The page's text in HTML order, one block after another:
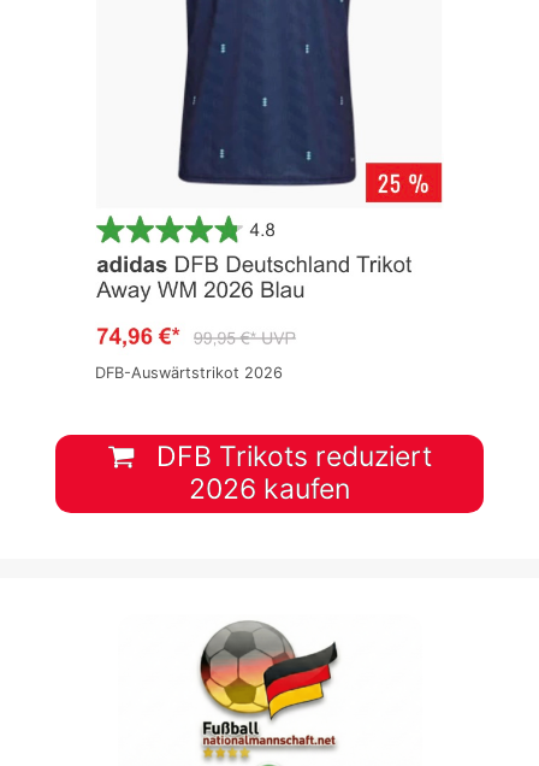
DFB-Auswärtstrikot 2026
DFB Trikots reduziert
2026 kaufen